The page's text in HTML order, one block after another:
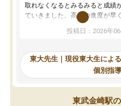
取れなくなるとみるみると成績
ていきました。高校の進度が早
供も家に帰って勉強の話すると
応を示します。東大先生にお願
れるので、親としても安心です
使える自習室とかもあり、わか
ところがあれば先生が回答して
のも重宝しています。
投稿日：2026年
東大先生｜現役東大生によ
個別指
東武金崎駅